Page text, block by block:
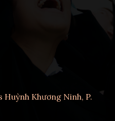
Huỳnh Khương Ninh, P.